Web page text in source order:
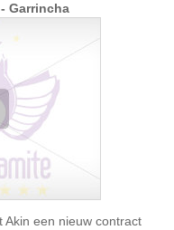
- Garrincha
Akin een nieuw contract